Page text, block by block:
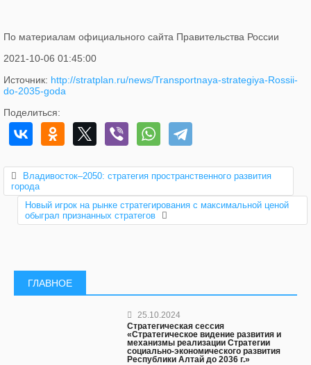
По материалам официального сайта Правительства России
2021-10-06 01:45:00
Источник: http://stratplan.ru/news/Transportnaya-strategiya-Rossii-
do-2035-goda
Поделиться:
Владивосток–2050: стратегия пространственного развития
города
Новый игрок на рынке стратегирования с максимальной ценой
обыграл признанных стратегов
ГЛАВНОЕ
25.10.2024
Стратегическая сессия
«Стратегическое видение развития и
механизмы реализации Стратегии
социально-экономического развития
Республики Алтай до 2036 г.»